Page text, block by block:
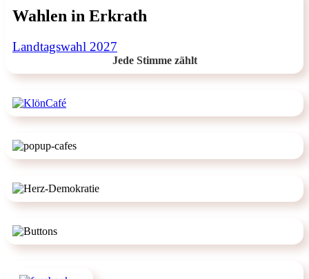
Wahlen in Erkrath
Landtagswahl 2027
Jede Stimme zählt